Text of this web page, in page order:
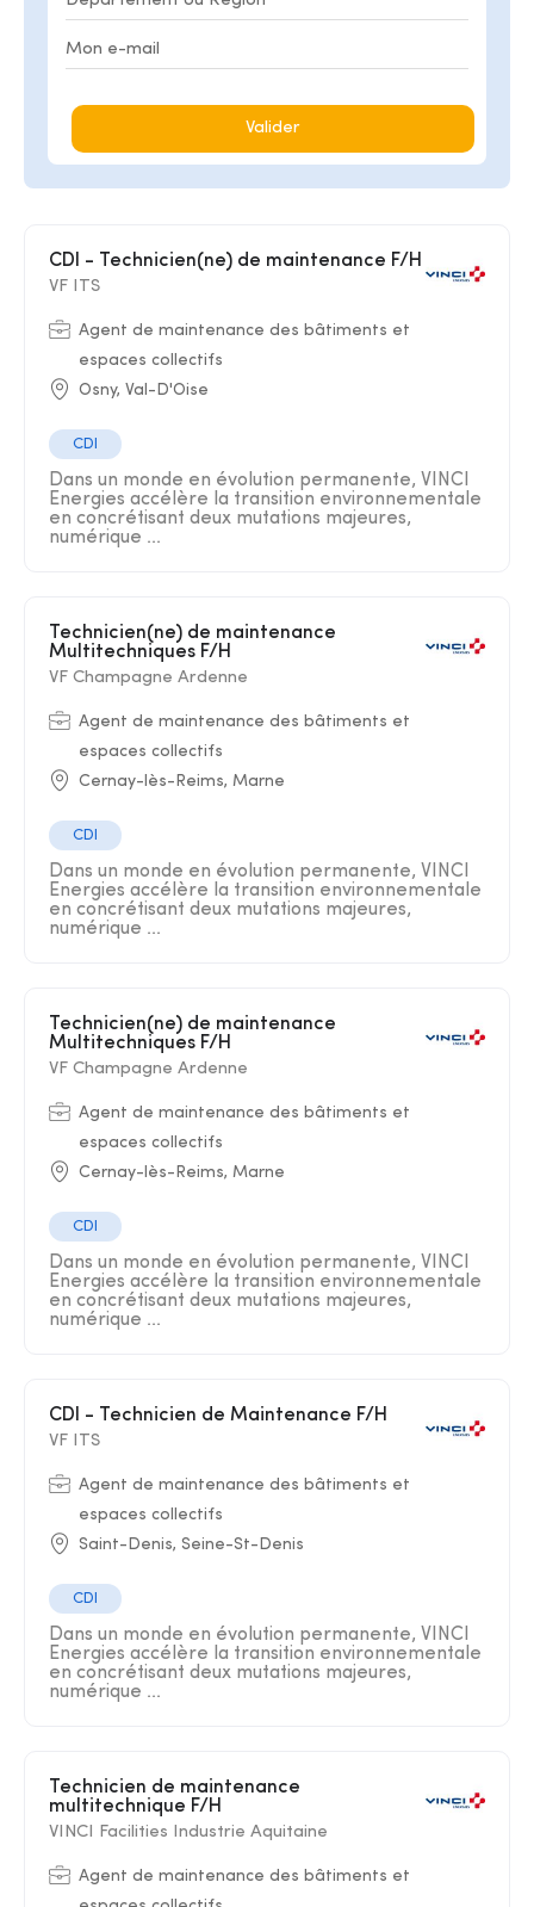
Valider
CDI - Technicien(ne) de maintenance F/H
VF ITS
Agent de maintenance des bâtiments et
espaces collectifs
Osny, Val-D'Oise
CDI
Dans un monde en évolution permanente, VINCI
Energies accélère la transition environnementale
en concrétisant deux mutations majeures,
numérique ...
Multitechniques F/H
VF Champagne Ardenne
Agent de maintenance des bâtiments et
espaces collectifs
Cernay-lès-Reims, Marne
CDI
Dans un monde en évolution permanente, VINCI
Energies accélère la transition environnementale
en concrétisant deux mutations majeures,
numérique ...
Multitechniques F/H
VF Champagne Ardenne
Agent de maintenance des bâtiments et
espaces collectifs
Cernay-lès-Reims, Marne
CDI
Dans un monde en évolution permanente, VINCI
Energies accélère la transition environnementale
en concrétisant deux mutations majeures,
numérique ...
CDI - Technicien de Maintenance F/H
VF ITS
Agent de maintenance des bâtiments et
espaces collectifs
Saint-Denis, Seine-St-Denis
CDI
Dans un monde en évolution permanente, VINCI
Energies accélère la transition environnementale
en concrétisant deux mutations majeures,
numérique ...
multitechnique F/H
VINCI Facilities Industrie Aquitaine
Agent de maintenance des bâtiments et